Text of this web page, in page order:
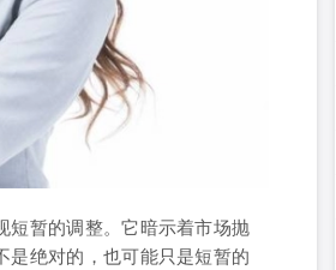
短暂的调整。它暗示着市场抛
是绝对的，也可能只是短暂的